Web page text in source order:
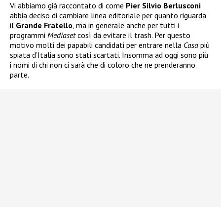
Vi abbiamo già raccontato di come Pier Silvio Berlusconi
abbia deciso di cambiare linea editoriale per quanto riguarda
il Grande Fratello, ma in generale anche per tutti i
programmi Mediasetcosì da evitare il trash. Per questo
motivo molti dei papabili candidati per entrare nella Casa più
spiata d’Italia sono stati scartati. Insomma ad oggi sono più
i nomi di chi non ci sarà che di coloro che ne prenderanno
parte.